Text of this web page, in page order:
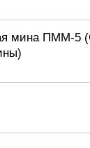
мина ПММ-5